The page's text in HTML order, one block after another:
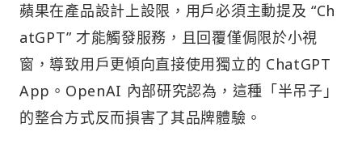
蘋果在產品設計上設限，用戶必須主動提及 “Ch
atGPT” 才能觸發服務，且回覆僅侷限於小視
窗，導致用戶更傾向直接使用獨立的 ChatGPT
App。OpenAI 內部研究認為，這種「半吊子」
的整合方式反而損害了其品牌體驗。